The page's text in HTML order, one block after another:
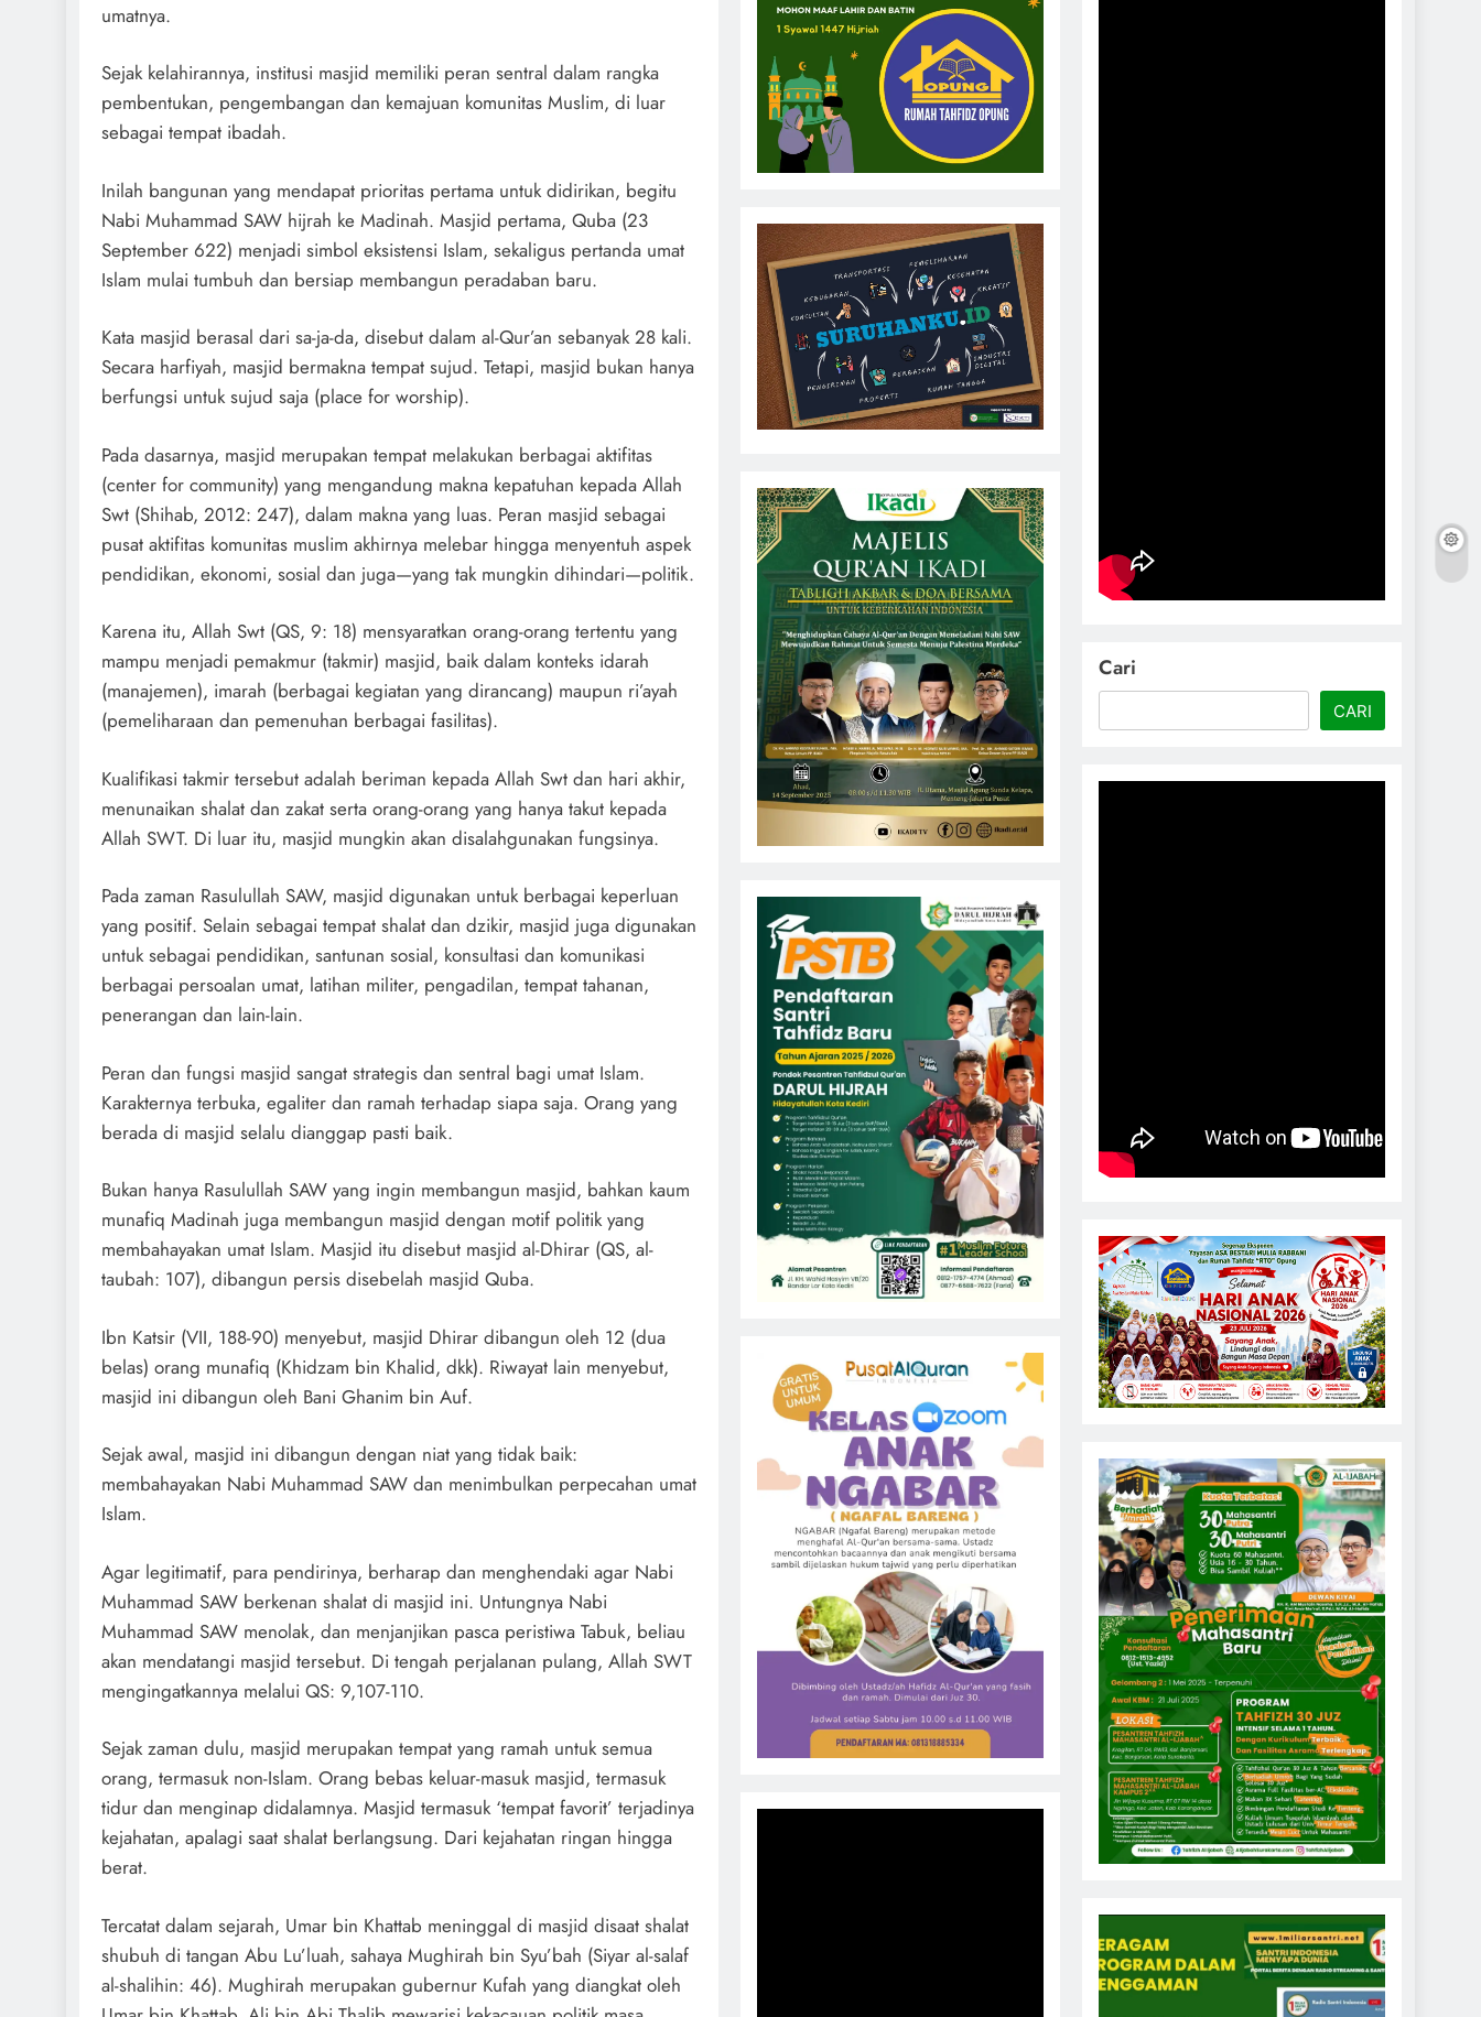
umatnya.
Sejak kelahirannya, institusi masjid memiliki peran sentral dalam rangka
pembentukan, pengembangan dan kemajuan komunitas Muslim, di luar
sebagai tempat ibadah.
Inilah bangunan yang mendapat prioritas pertama untuk didirikan, begitu
Nabi Muhammad SAW hijrah ke Madinah. Masjid pertama, Quba (23
September 622) menjadi simbol eksistensi Islam, sekaligus pertanda umat
Islam mulai tumbuh dan bersiap membangun peradaban baru.
Kata masjid berasal dari sa-ja-da, disebut dalam al-Qur’an sebanyak 28 kali.
Secara harfiyah, masjid bermakna tempat sujud. Tetapi, masjid bukan hanya
berfungsi untuk sujud saja (place for worship).
Pada dasarnya, masjid merupakan tempat melakukan berbagai aktifitas
(center for community) yang mengandung makna kepatuhan kepada Allah
Swt (Shihab, 2012: 247), dalam makna yang luas. Peran masjid sebagai
pusat aktifitas komunitas muslim akhirnya melebar hingga menyentuh aspek
pendidikan, ekonomi, sosial dan juga—yang tak mungkin dihindari—politik.
Karena itu, Allah Swt (QS, 9: 18) mensyaratkan orang-orang tertentu yang
mampu menjadi pemakmur (takmir) masjid, baik dalam konteks idarah
(manajemen), imarah (berbagai kegiatan yang dirancang) maupun ri’ayah
(pemeliharaan dan pemenuhan berbagai fasilitas).
Kualifikasi takmir tersebut adalah beriman kepada Allah Swt dan hari akhir,
menunaikan shalat dan zakat serta orang-orang yang hanya takut kepada
Allah SWT. Di luar itu, masjid mungkin akan disalahgunakan fungsinya.
Pada zaman Rasulullah SAW, masjid digunakan untuk berbagai keperluan
yang positif. Selain sebagai tempat shalat dan dzikir, masjid juga digunakan
untuk sebagai pendidikan, santunan sosial, konsultasi dan komunikasi
berbagai persoalan umat, latihan militer, pengadilan, tempat tahanan,
penerangan dan lain-lain.
Peran dan fungsi masjid sangat strategis dan sentral bagi umat Islam.
Karakternya terbuka, egaliter dan ramah terhadap siapa saja. Orang yang
berada di masjid selalu dianggap pasti baik.
Bukan hanya Rasulullah SAW yang ingin membangun masjid, bahkan kaum
munafiq Madinah juga membangun masjid dengan motif politik yang
membahayakan umat Islam. Masjid itu disebut masjid al-Dhirar (QS, al-
taubah: 107), dibangun persis disebelah masjid Quba.
Ibn Katsir (VII, 188-90) menyebut, masjid Dhirar dibangun oleh 12 (dua
belas) orang munafiq (Khidzam bin Khalid, dkk). Riwayat lain menyebut,
masjid ini dibangun oleh Bani Ghanim bin Auf.
Sejak awal, masjid ini dibangun dengan niat yang tidak baik:
membahayakan Nabi Muhammad SAW dan menimbulkan perpecahan umat
Islam.
Agar legitimatif, para pendirinya, berharap dan menghendaki agar Nabi
Muhammad SAW berkenan shalat di masjid ini. Untungnya Nabi
Muhammad SAW menolak, dan menjanjikan pasca peristiwa Tabuk, beliau
akan mendatangi masjid tersebut. Di tengah perjalanan pulang, Allah SWT
mengingatkannya melalui QS: 9,107-110.
Sejak zaman dulu, masjid merupakan tempat yang ramah untuk semua
orang, termasuk non-Islam. Orang bebas keluar-masuk masjid, termasuk
tidur dan menginap didalamnya. Masjid termasuk ‘tempat favorit’ terjadinya
kejahatan, apalagi saat shalat berlangsung. Dari kejahatan ringan hingga
berat.
Tercatat dalam sejarah, Umar bin Khattab meninggal di masjid disaat shalat
shubuh di tangan Abu Lu’luah, sahaya Mughirah bin Syu’bah (Siyar al-salaf
al-shalihin: 46). Mughirah merupakan gubernur Kufah yang diangkat oleh
Cari
CARI